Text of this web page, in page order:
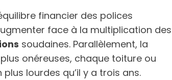
financier des polices
face à la multiplication des
soudaines. Parallèlement, la
onéreuses, chaque toiture ou
lourdes qu’il y a trois ans.